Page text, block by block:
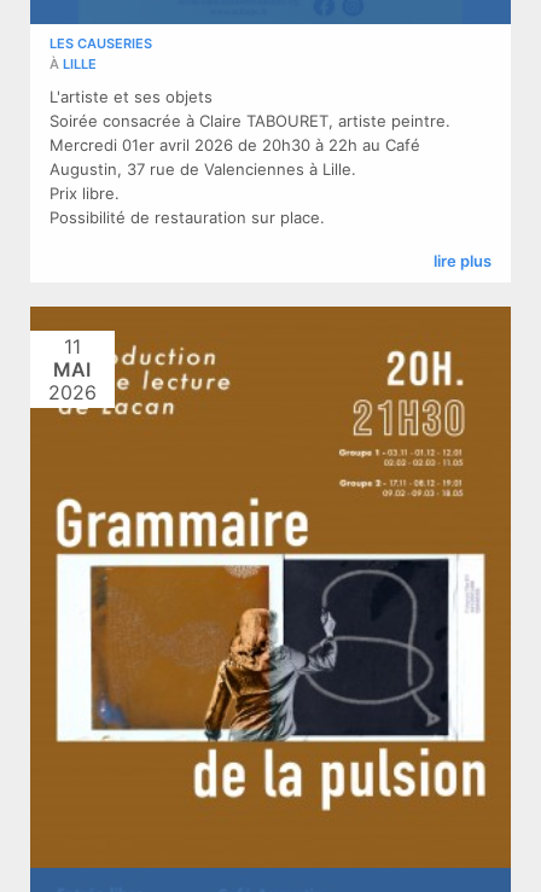
LES CAUSERIES
À LILLE
L'artiste et ses objets
Soirée consacrée à Claire TABOURET, artiste peintre.
Mercredi 01er avril 2026 de 20h30 à 22h au Café
Augustin, 37 rue de Valenciennes à Lille.
Prix libre.
Possibilité de restauration sur place.
lire plus
11
MAI
2026